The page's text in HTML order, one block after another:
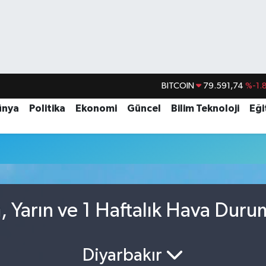
BITCOIN 79.591,74 %-
DOLAR 45,43620
Politika Ekonomi Güncel Bilim Teknoloji
Yarın ve 1 Haftalık Hava
Diyarbakır